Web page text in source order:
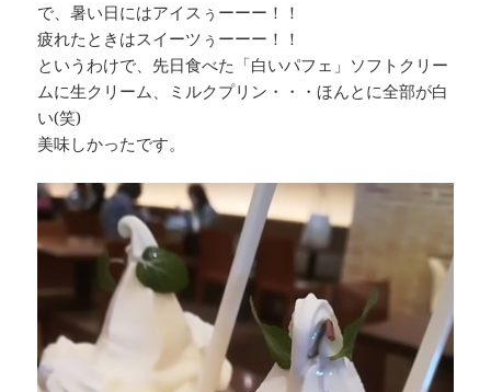
で、暑い日にはアイスぅーーー！！
疲れたときはスイーツぅーーー！！
というわけで、先日食べた「白いパフェ」ソフトクリー
ムに生クリーム、ミルクプリン・・・ほんとに全部が白
い(笑)
美味しかったです。